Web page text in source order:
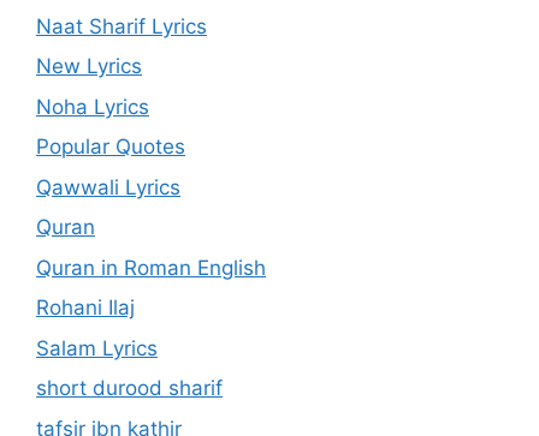
Naat Sharif Lyrics
New Lyrics
Noha Lyrics
Popular Quotes
Qawwali Lyrics
Quran
Quran in Roman English
Rohani Ilaj
Salam Lyrics
short durood sharif
tafsir ibn kathir